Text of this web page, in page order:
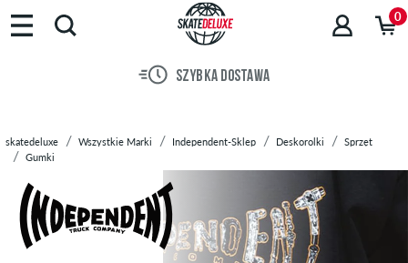
Marki
Deskorolki
Sale
0
SZYBKA DOSTAWA
skatedeluxe Wszystkie Marki Independent-Sklep Deskorolki
Sprzęt
Gumki